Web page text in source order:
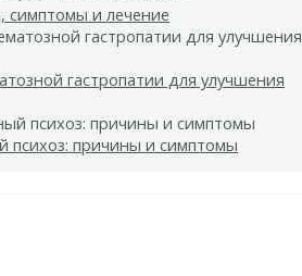
симптомы и лечение
гастропатии для улучшения
психоз: причины и симптомы